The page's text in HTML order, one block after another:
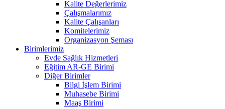
Kalite Değerlerimiz
Çalışmalarımız
Kalite Çalışanları
Komitelerimiz
Organizasyon Şeması
Birimlerimiz
Evde Sağlık Hizmetleri
Eğitim AR-GE Birimi
Diğer Birimler
Bilgi İşlem Birimi
Muhasebe Birimi
Maaş Birimi